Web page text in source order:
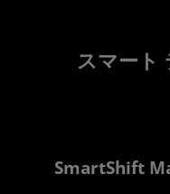
スマート
SmartShift